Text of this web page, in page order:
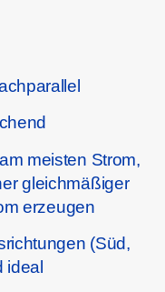
meisten Strom,
gleichmäßiger
erzeugen
(Süd,
ideal